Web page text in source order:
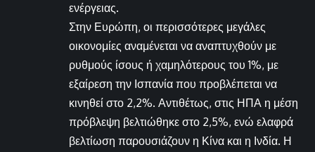
ενέργειας.
Στην Ευρώπη, οι περισσότερες μεγάλες
οικονομίες αναμένεται να αναπτυχθούν με
ρυθμούς ίσους ή χαμηλότερους του 1%, με
εξαίρεση την Ισπανία που προβλέπεται να
κινηθεί στο 2,2%. Αντιθέτως, στις ΗΠΑ η μέση
πρόβλεψη βελτιώθηκε στο 2,5%, ενώ ελαφρά
βελτίωση παρουσιάζουν η Κίνα και η Ινδία. Η